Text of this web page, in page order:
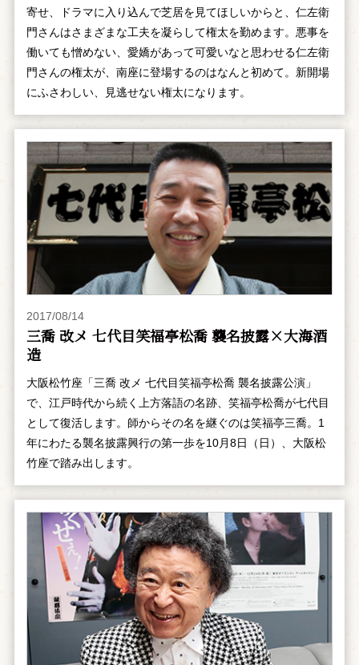
寄せ、ドラマに入り込んで芝居を見てほしいからと、仁左衛
門さんはさまざまな工夫を凝らして権太を勤めます。悪事を
働いても憎めない、愛嬌があって可愛いなと思わせる仁左衛
門さんの権太が、南座に登場するのはなんと初めて。新開場
にふさわしい、見逃せない権太になります。
2017/08/14
三喬 改メ 七代目笑福亭松喬 襲名披露×大海酒
造
大阪松竹座「三喬 改メ 七代目笑福亭松喬 襲名披露公演」
で、江戸時代から続く上方落語の名跡、笑福亭松喬が七代目
として復活します。師からその名を継ぐのは笑福亭三喬。1
年にわたる襲名披露興行の第一歩を10月8日（日）、大阪松
竹座で踏み出します。